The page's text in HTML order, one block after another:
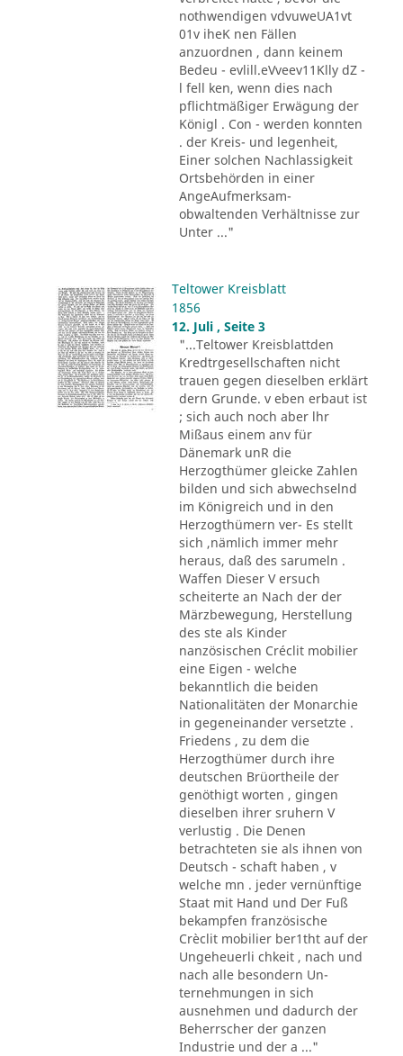
nothwendigen vdvuweUA1vt
01v iheK nen Fällen
anzuordnen , dann keinem
Bedeu - evlill.eVveev11Klly dZ -
l fell ken, wenn dies nach
pflichtmäßiger Erwägung der
Königl . Con - werden konnten
. der Kreis- und legenheit,
Einer solchen Nachlassigkeit
Ortsbehörden in einer
AngeAufmerksam-
obwaltenden Verhältnisse zur
Unter ..."
Teltower Kreisblatt
1856
12. Juli , Seite 3
"...Teltower Kreisblattden
Kredtrgesellschaften nicht
trauen gegen dieselben erklärt
dern Grunde. v eben erbaut ist
; sich auch noch aber lhr
Mißaus einem anv für
Dänemark unR die
Herzogthümer gleicke Zahlen
bilden und sich abwechselnd
im Königreich und in den
Herzogthümern ver- Es stellt
sich ,nämlich immer mehr
heraus, daß des sarumeln .
Waffen Dieser V ersuch
scheiterte an Nach der der
Märzbewegung, Herstellung
des ste als Kinder
nanzösischen Créclit mobilier
eine Eigen - welche
bekanntlich die beiden
Nationalitäten der Monarchie
in gegeneinander versetzte .
Friedens , zu dem die
Herzogthümer durch ihre
deutschen Brüortheile der
genöthigt worten , gingen
dieselben ihrer sruhern V
verlustig . Die Denen
betrachteten sie als ihnen von
Deutsch - schaft haben , v
welche mn . jeder vernünftige
Staat mit Hand und Der Fuß
bekampfen französische
Crèclit mobilier ber1tht auf der
Ungeheuerli chkeit , nach und
nach alle besondern Un-
ternehmungen in sich
ausnehmen und dadurch der
Beherrscher der ganzen
Industrie und der a ..."